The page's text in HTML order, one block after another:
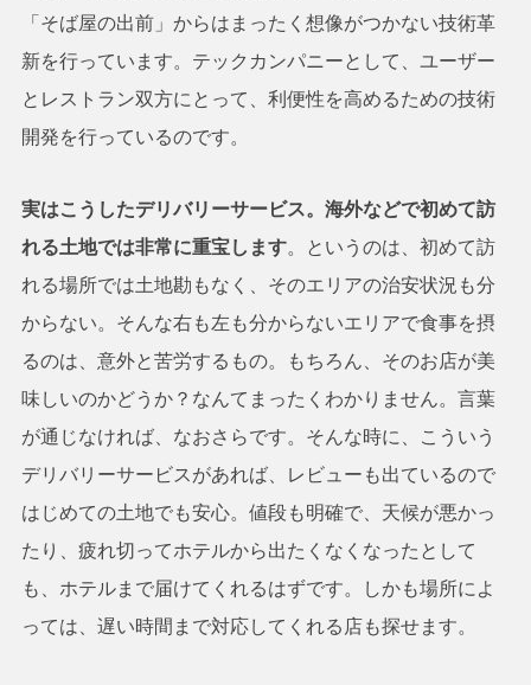
「そば屋の出前」からはまったく想像がつかない技術革
新を行っています。テックカンパニーとして、ユーザー
とレストラン双方にとって、利便性を高めるための技術
開発を行っているのです。
実はこうしたデリバリーサービス。海外などで初めて訪
れる土地では非常に重宝します。というのは、初めて訪
れる場所では土地勘もなく、そのエリアの治安状況も分
からない。そんな右も左も分からないエリアで食事を摂
るのは、意外と苦労するもの。もちろん、そのお店が美
味しいのかどうか？なんてまったくわかりません。言葉
が通じなければ、なおさらです。そんな時に、こういう
デリバリーサービスがあれば、レビューも出ているので
はじめての土地でも安心。値段も明確で、天候が悪かっ
たり、疲れ切ってホテルから出たくなくなったとして
も、ホテルまで届けてくれるはずです。しかも場所によ
っては、遅い時間まで対応してくれる店も探せます。